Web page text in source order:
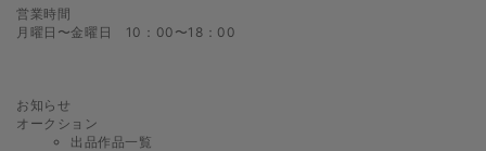
営業時間
月曜日〜金曜日 10：00〜18：00
お知らせ
オークション
出品作品一覧